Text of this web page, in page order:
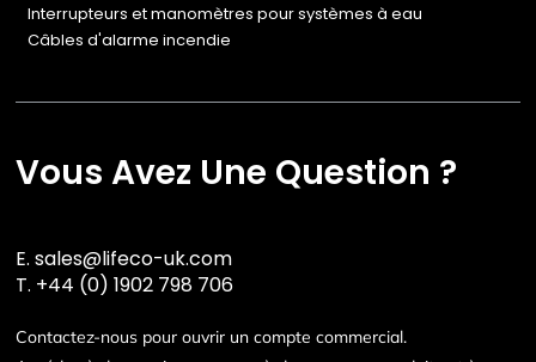
Interrupteurs et manomètres pour systèmes à eau
Câbles d'alarme incendie
Vous Avez Une Question ?
E.sales@lifeco-uk.com
T. +44 (0) 1902 798 706
Contactez-nous pour ouvrir un compte commercial.